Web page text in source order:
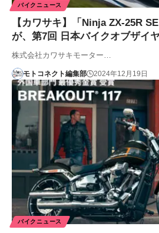
バイクニュース
【カワサキ】「Ninja ZX-25R
が、第7回 日本バイクオブザイ
株式会社カワサキモーター…
モトコネクト編集部 2024年12月19日
バイクニュース